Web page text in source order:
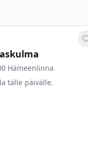
Hämeenlinna
tälle päivälle.